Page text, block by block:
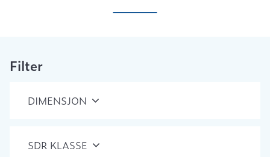
Filter
DIMENSJON
SDR KLASSE